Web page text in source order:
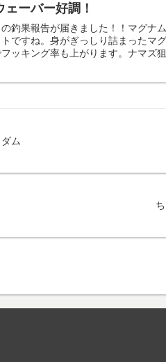
ェーバー好調！
釣果報告が届きました！！マグナ
ですね。身がぎっしり詰まったマ
ッキング率も上がります。ナマズ
ム